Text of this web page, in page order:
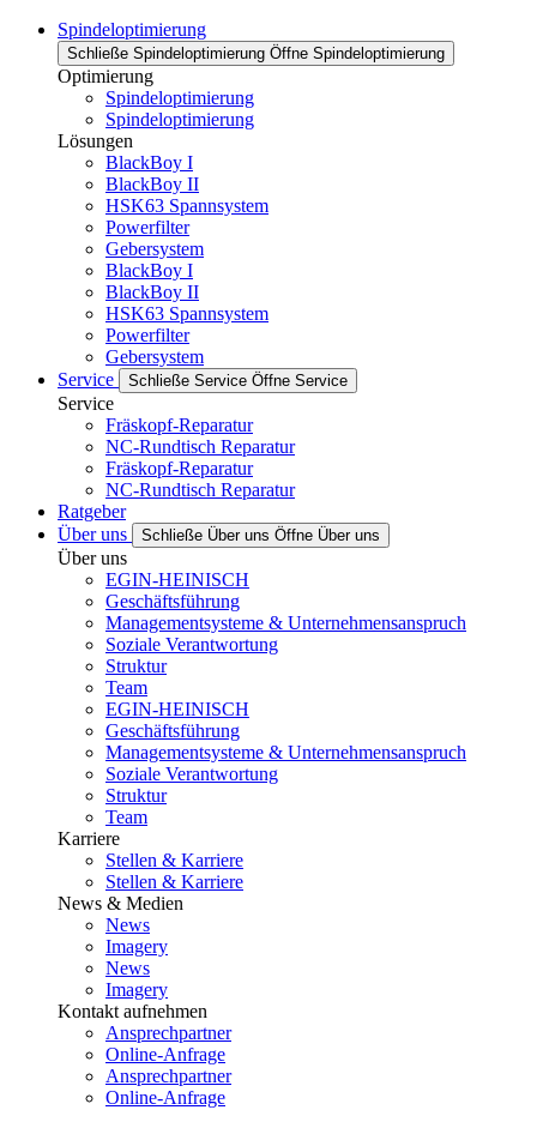
Spindeloptimierung
Schließe Spindeloptimierung Öffne Spindeloptimierung
Optimierung
Spindeloptimierung
Spindeloptimierung
Lösungen
BlackBoy I
BlackBoy II
HSK63 Spannsystem
Powerfilter
Gebersystem
BlackBoy I
BlackBoy II
HSK63 Spannsystem
Powerfilter
Gebersystem
Service
Schließe Service Öffne Service
Service
Fräskopf-Reparatur
NC-Rundtisch Reparatur
Fräskopf-Reparatur
NC-Rundtisch Reparatur
Ratgeber
Über uns
Schließe Über uns Öffne Über uns
Über uns
EGIN-HEINISCH
Geschäftsführung
Managementsysteme & Unternehmensanspruch
Soziale Verantwortung
Struktur
Team
EGIN-HEINISCH
Geschäftsführung
Managementsysteme & Unternehmensanspruch
Soziale Verantwortung
Struktur
Team
Karriere
Stellen & Karriere
Stellen & Karriere
News & Medien
News
Imagery
News
Imagery
Kontakt aufnehmen
Ansprechpartner
Online-Anfrage
Ansprechpartner
Online-Anfrage